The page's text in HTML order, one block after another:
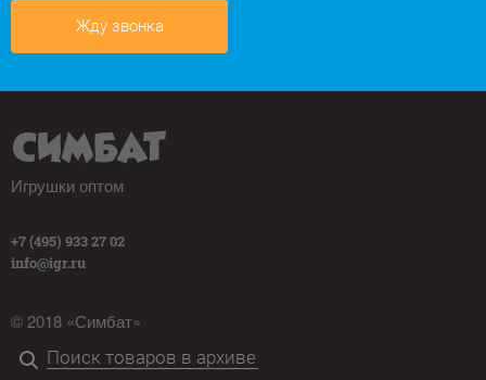
Жду звонка
Игрушки оптом
+7 (495) 933 27 02
info@igr.ru
© 2018 «Симбат»